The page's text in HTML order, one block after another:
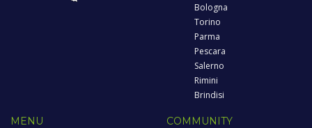
Bologna
Torino
Parma
Pescara
Salerno
Rimini
Brindisi
MENU COMMUNITY